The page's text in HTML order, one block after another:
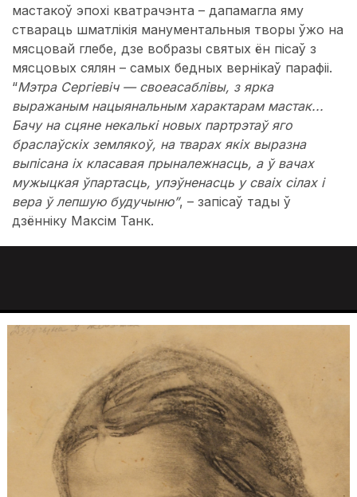
мастакоў эпохі кватрачэнта – дапамагла яму
ствараць шматлікія манументальныя творы ўжо на
мясцовай глебе, дзе вобразы святых ён пісаў з
мясцовых сялян – самых бедных вернікаў парафіі.
“Мэтра Сергіевіч — своеасаблівы, з ярка
выражаным нацыянальным характарам мастак...
Бачу на сцяне некалькі новых партрэтаў яго
браслаўскіх землякоў, на тварах якіх выразна
выпісана ix класавая прыналежнасць, a ў вачах
мужыцкая ўпартасць, упэўненасць у сваіх сілах і
вера ў лепшую будучыню”, – запісаў тады ў
дзённіку Максім Танк.